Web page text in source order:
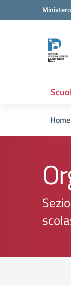
Vai ai contenuti
Vai al menu di
Home